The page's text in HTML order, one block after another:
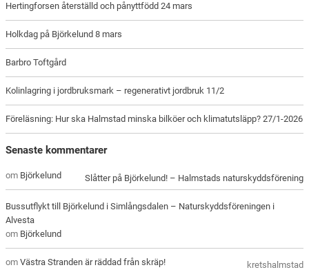
Hertingforsen återställd och pånyttfödd 24 mars
Holkdag på Björkelund 8 mars
Barbro Toftgård
Kolinlagring i jordbruksmark – regenerativt jordbruk 11/2
Föreläsning: Hur ska Halmstad minska bilköer och klimatutsläpp? 27/1-2026
Senaste kommentarer
Slåtter på Björkelund! – Halmstads naturskyddsförening
om Björkelund
Bussutflykt till Björkelund i Simlångsdalen – Naturskyddsföreningen i
Alvesta
om Björkelund
kretshalmstad
omVästra Stranden är räddad från skräp!